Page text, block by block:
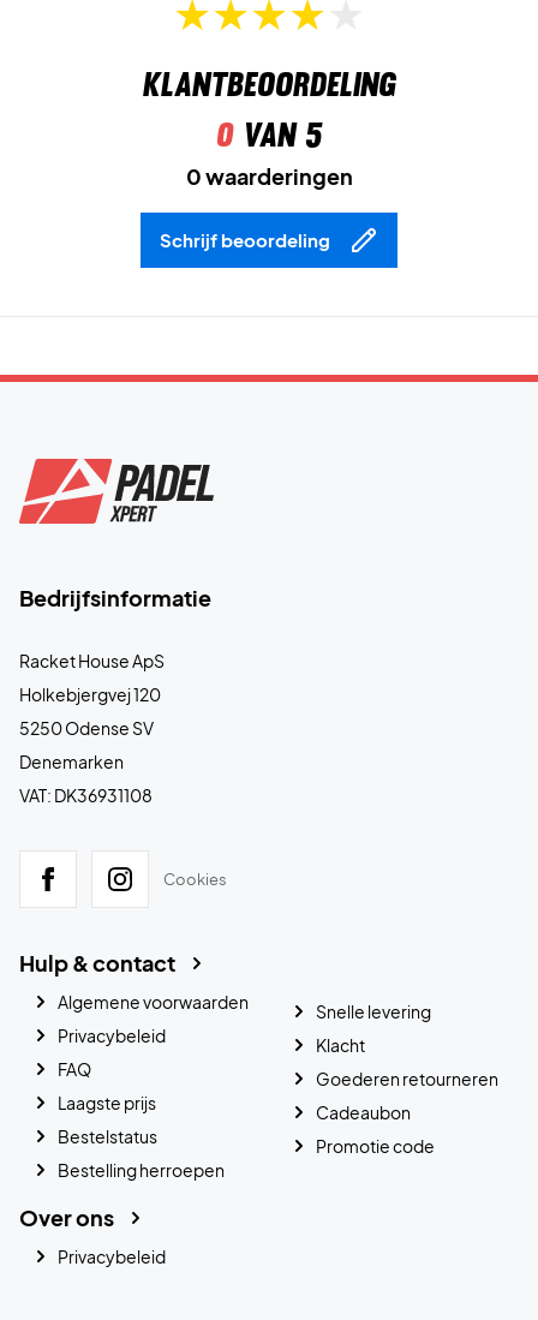
Klantbeoordeling
0van 5
0 waarderingen
Schrijf beoordeling
Bedrijfsinformatie
Racket House ApS
Holkebjergvej 120
5250 Odense SV
Denemarken
VAT: DK36931108
Cookies
Hulp & contact
Algemene voorwaarden
Privacybeleid
FAQ
Laagste prijs
Bestelstatus
Bestelling herroepen
Snelle levering
Klacht
Goederen retourneren
Cadeaubon
Promotie code
Over ons
Privacybeleid